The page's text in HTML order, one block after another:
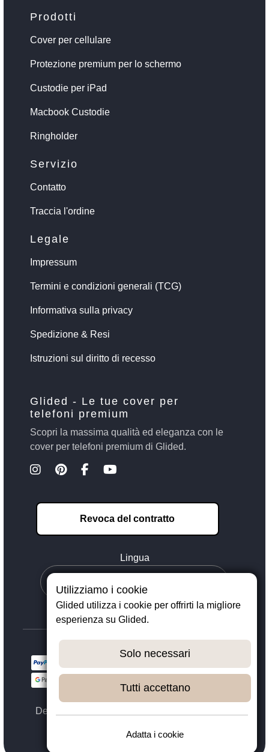
Prodotti
Cover per cellulare
Protezione premium per lo schermo
Custodie per iPad
Macbook Custodie
Ringholder
Servizio
Contatto
Traccia l'ordine
Legale
Impressum
Termini e condizioni generali (TCG)
Informativa sulla privacy
Spedizione & Resi
Istruzioni sul diritto di recesso
Glided - Le tue cover per
telefoni premium
Scopri la massima qualità ed eleganza con le
cover per telefoni premium di Glided.
Revoca del contratto
Lingua
Designed with ❤️ in Dortmund - © 2023 - 2026,
Utilizziamo i cookie
Glided utilizza i cookie per offrirti la migliore
esperienza su Glided.
Solo necessari
Tutti accettano
Adatta i cookie